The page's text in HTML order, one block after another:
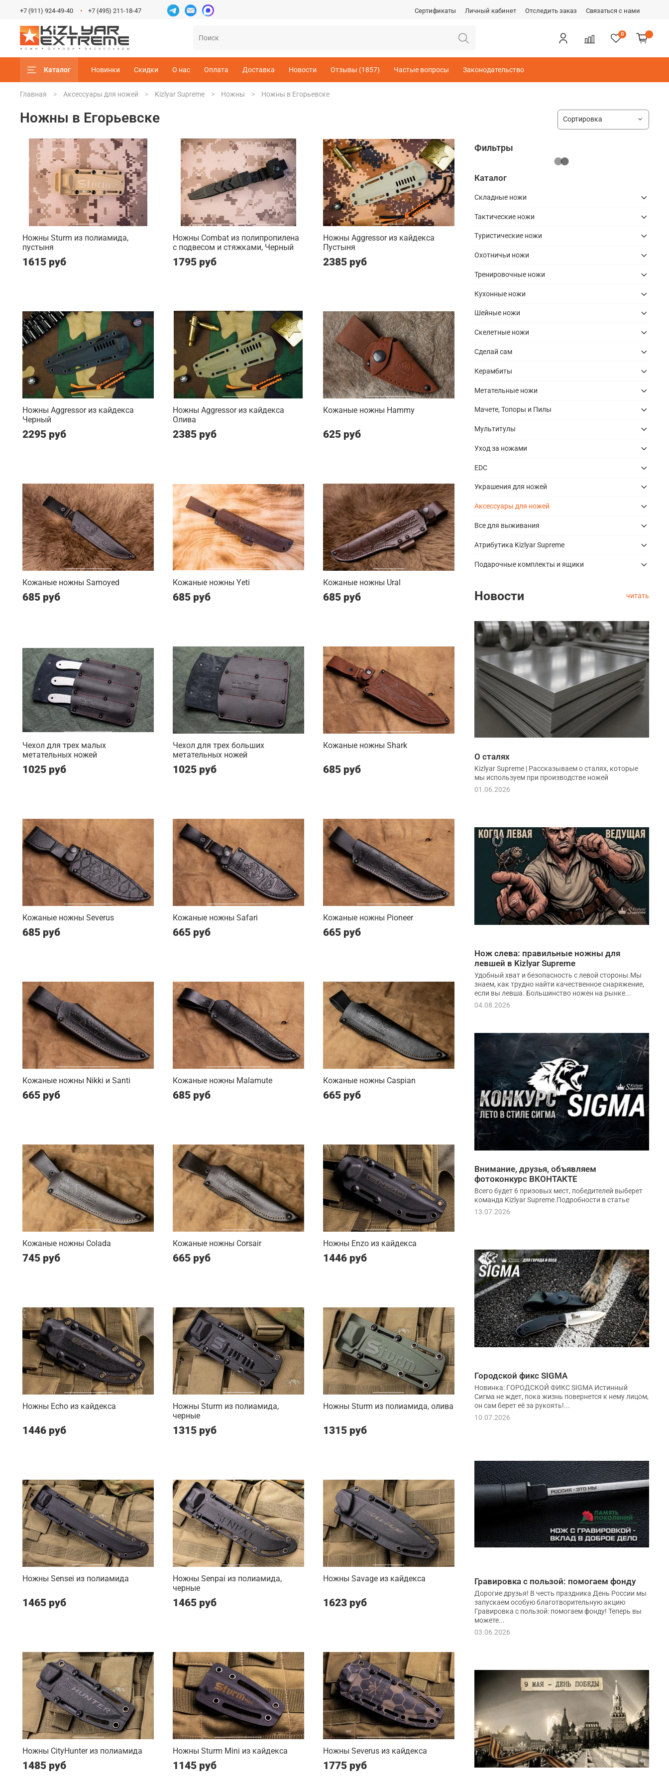
Сертификаты Личный кабинет Отследить заказ Связаться с нами
+7 (911) 924-49-40 +7 (495) 211-18-47
0
Каталог Новинки Скидки О нас Оплата Доставка Новости Отзывы (1857) Частые вопросы Законодательство
Главная Аксессуары для ножей Kizlyar Supreme Ножны Ножны в Егорьевске
Ножны в Егорьевске
Ножны Sturm из полиамида,
пустыня
1615 руб
Ножны Combat из полипропилена
с подвесом и стяжками, Черный
1795 руб
Ножны Aggressor из кайдекса
Пустыня
2385 руб
Ножны Aggressor из кайдекса
Черный
2295 руб
Ножны Aggressor из кайдекса
Олива
2385 руб
Кожаные ножны Hammy
625 руб
Кожаные ножны Samoyed
685 руб
Кожаные ножны Yeti
685 руб
Кожаные ножны Ural
685 руб
Чехол для трех малых
метательных ножей
1025 руб
Чехол для трех больших
метательных ножей
1025 руб
Кожаные ножны Shark
685 руб
Кожаные ножны Severus
685 руб
Кожаные ножны Safari
665 руб
Кожаные ножны Pioneer
665 руб
Кожаные ножны Nikki и Santi
665 руб
Кожаные ножны Malamute
685 руб
Кожаные ножны Caspian
665 руб
Кожаные ножны Colada
745 руб
Кожаные ножны Corsair
665 руб
Ножны Enzo из кайдекса
1446 руб
Ножны Echo из кайдекса
1446 руб
Ножны Sturm из полиамида,
черные
1315 руб
Ножны Sturm из полиамида, олива
1315 руб
Ножны Sensei из полиамида
1465 руб
Ножны Senpai из полиамида,
черные
1465 руб
Ножны Savage из кайдекса
1623 руб
Ножны CityHunter из полиамида
1485 руб
Ножны Sturm Mini из кайдекса
1145 руб
Ножны Severus из кайдекса
1775 руб
Фильтры
Каталог
Складные ножи
Тактические ножи
Туристические ножи
Охотничьи ножи
Тренировочные ножи
Кухонные ножи
Шейные ножи
Скелетные ножи
Сделай сам
Керамбиты
Метательные ножи
Мачете, Топоры и Пилы
Мультитулы
Уход за ножами
EDC
Украшения для ножей
Аксессуары для ножей
Все для выживания
Атрибутика Kizlyar Supreme
Подарочные комплекты и ящики
Новости читать
О сталях
Kizlyar Supreme | Рассказываем о сталях, которые
мы используем при производстве ножей
01.06.2026
Нож слева: правильные ножны для
левшей в Kizlyar Supreme
Удобный хват и безопасность с левой стороны.Мы
знаем, как трудно найти качественное снаряжение,
если вы левша. Большинство ножен на рынке...
04.08.2026
Внимание, друзья, объявляем
фотоконкурс ВКОНТАКТЕ
Всего будет 6 призовых мест, победителей выберет
команда Kizlyar Supreme.Подробности в статье
13.07.2026
Городской фикс SIGMA
Новинка: ГОРОДСКОЙ ФИКС SIGMA Истинный
Сигма не ждет, пока жизнь повернется к нему лицом,
он сам берет её за рукоять!...
10.07.2026
Гравировка с пользой: помогаем фонду
Дорогие друзья! В честь праздника День России мы
запускаем особую благотворительную акцию
Гравировка с пользой: помогаем фонду! Теперь вы
можете...
03.06.2026